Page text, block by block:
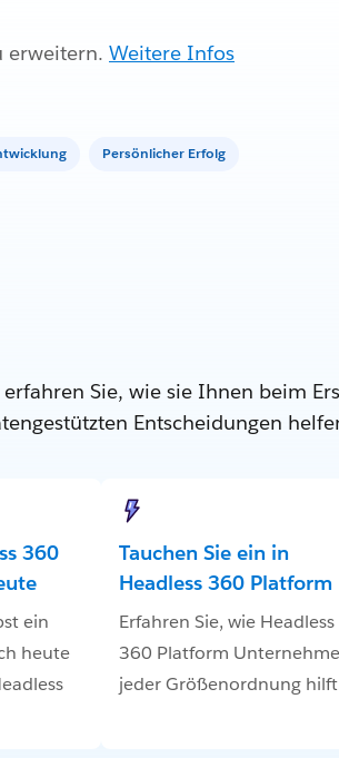
erweitern. Weitere Infos
Persönlicher Erfolg
Sie, wie sie Ihnen beim
Entscheidungen
360
ein
heute
Tauchen Sie ein in
Headless 360 Platform
Erfahren Sie, wie Headless
360 Platform
jeder Größenordnung